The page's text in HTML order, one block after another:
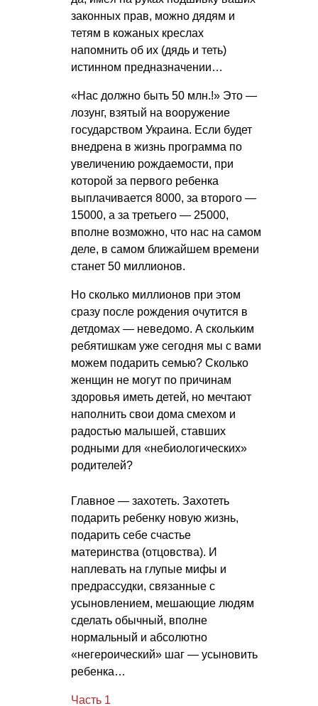
законных прав, можно дядям и
тетям в кожаных креслах
напомнить об их (дядь и теть)
истинном предназначении…
«Нас должно быть 50 млн.!» Это —
лозунг, взятый на вооружение
государством Украина. Если будет
внедрена в жизнь программа по
увеличению рождаемости, при
которой за первого ребенка
выплачивается 8000, за второго —
15000, а за третьего — 25000,
вполне возможно, что нас на самом
деле, в самом ближайшем времени
станет 50 миллионов.
Но сколько миллионов при этом
сразу после рождения очутится в
детдомах — неведомо. А скольким
ребятишкам уже сегодня мы с вами
можем подарить семью? Сколько
женщин не могут по причинам
здоровья иметь детей, но мечтают
наполнить свои дома смехом и
радостью малышей, ставших
родными для «небиологических»
родителей?
Главное — захотеть. Захотеть
подарить ребенку новую жизнь,
подарить себе счастье
материнства (отцовства). И
наплевать на глупые мифы и
предрассудки, связанные с
усыновлением, мешающие людям
сделать обычный, вполне
нормальный и абсолютно
«негероический» шаг — усыновить
ребенка…
Часть 1